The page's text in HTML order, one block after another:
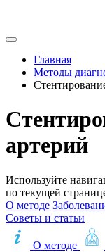
Главная
Методы
артерий
Используйте
по текущей
О методе
Советы и статьи
О методе